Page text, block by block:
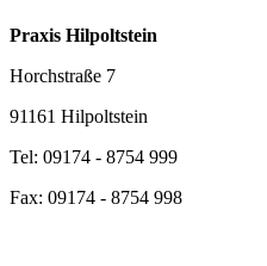
Praxis Hilpoltstein​
Horchstraße 7
91161 Hilpoltstein​
Tel: 09174 - 8754 999​
Fax: 09174 - 8754 998